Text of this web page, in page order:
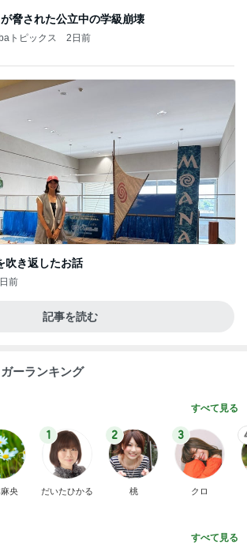
脅された公立中の学級崩壊
トピックス 2日前
吹き返したお話
前
記事を読む
ーランキング
すべて見る
央
1
だいたひかる
2
桃
3
クロ
すべて見る